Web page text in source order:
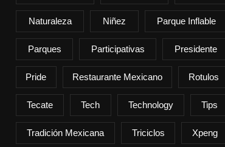
Naturaleza Niñez Parque Inflable
Parques Participativas Presidente
Pride Restaurante Mexicano Rotulos
Tecate Tech Technology Tips
Tradición Mexicana Triciclos Xpeng